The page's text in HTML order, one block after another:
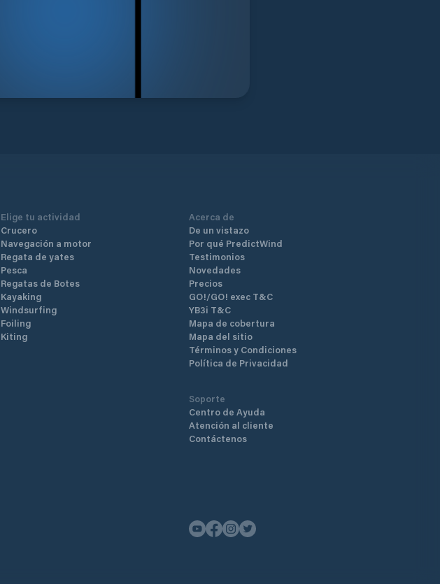
Elige tu actividad
Crucero
Navegación a motor
Regata de yates
Pesca
Regatas de Botes
Kayaking
Windsurfing
Foiling
Kiting
Acerca de
De un vistazo
Por qué PredictWind
Testimonios
Novedades
Precios
GO!/GO! exec T&C
YB3i T&C
Mapa de cobertura
Mapa del sitio
Términos y Condiciones
Política de Privacidad
Soporte
Centro de Ayuda
Atención al cliente
Contáctenos